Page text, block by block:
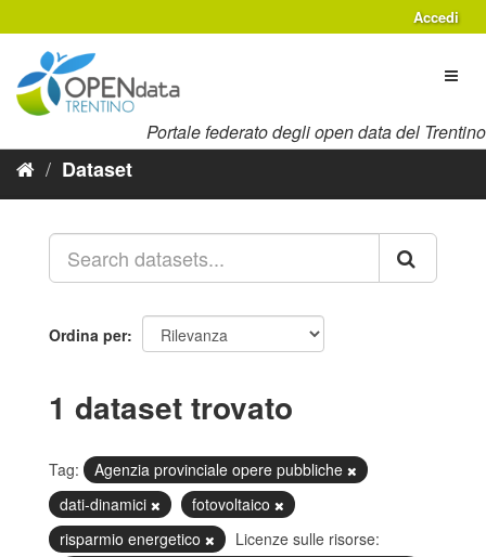
al
contenuto
Accedi
Portale federato degli open data del Trentino
Dataset
Ordina per
1 dataset trovato
Tag:
Agenzia provinciale opere pubbliche
dati-dinamici
fotovoltaico
risparmio energetico
Licenze sulle risorse: